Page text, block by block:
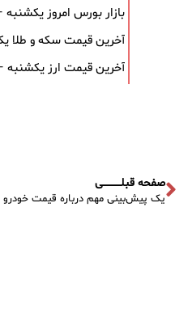
بازار بورس امروز یکشنبه – ۱۹ آذر
آخرین قیمت سکه و طلا یکشنبه –
آخرین قیمت ارز یکشنبه – ۱۹ آذر
صفحه قبلـــــــــــی
یک پیش‌بینی مهم درباره قیمت خودرو